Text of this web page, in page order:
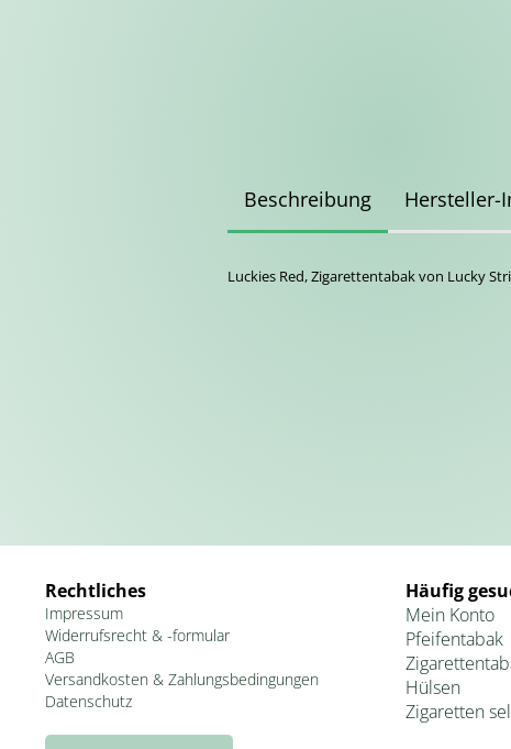
Beschreibung Hersteller-
Luckies Red, Zigarettentabak von Lucky
Rechtliches
Impressum
Widerrufsrecht & -formular
AGB
Versandkosten & Zahlungsbedingungen
Datenschutz
Häufig
Mein Konto
Pfeifentabak
Hülsen
Zigaretten